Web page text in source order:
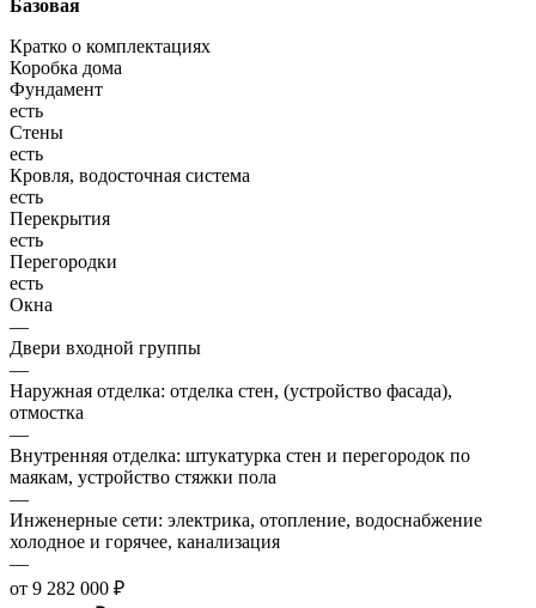
Базовая
Кратко о комплектациях
Коробка дома
Фундамент
есть
Стены
есть
Кровля, водосточная система
есть
Перекрытия
есть
Перегородки
есть
Окна
—
Двери входной группы
—
Наружная отделка: отделка стен, (устройство фасада),
отмостка
—
Внутренняя отделка: штукатурка стен и перегородок по
маякам, устройство стяжки пола
—
Инженерные сети: электрика, отопление, водоснабжение
холодное и горячее, канализация
—
от 9 282 000 ₽